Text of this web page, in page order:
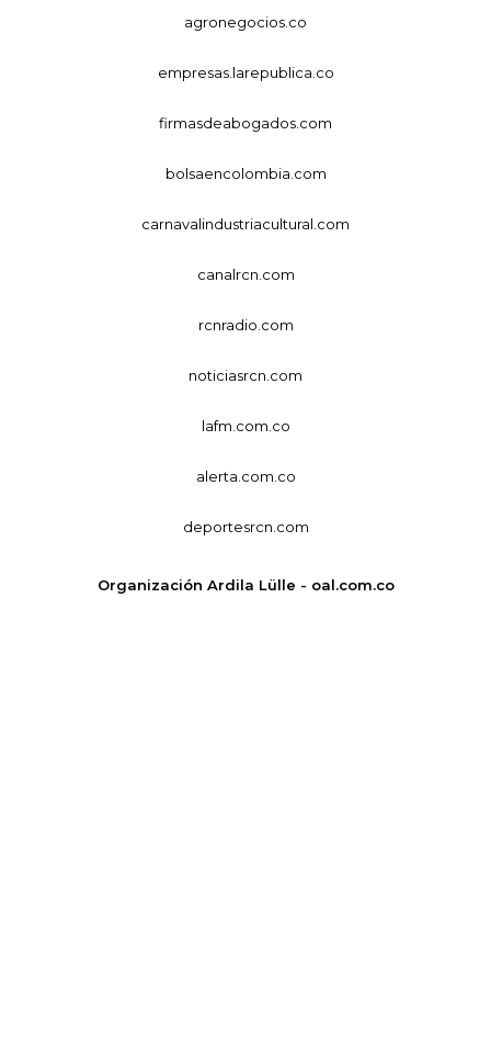
agronegocios.co
empresas.larepublica.co
firmasdeabogados.com
bolsaencolombia.com
carnavalindustriacultural.com
canalrcn.com
rcnradio.com
noticiasrcn.com
lafm.com.co
alerta.com.co
deportesrcn.com
Organización Ardila Lülle - oal.com.co